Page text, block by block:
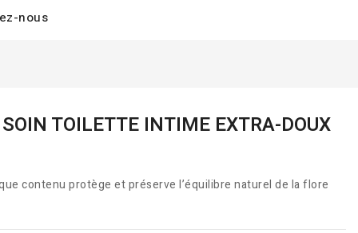
nous
TOILETTE INTIME EXTRA-DOUX
contenu protège et préserve l’équilibre naturel de la flore